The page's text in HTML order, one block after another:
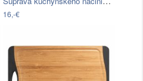
16,-€